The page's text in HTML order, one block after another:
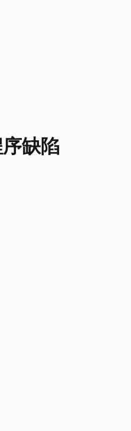
缺陷